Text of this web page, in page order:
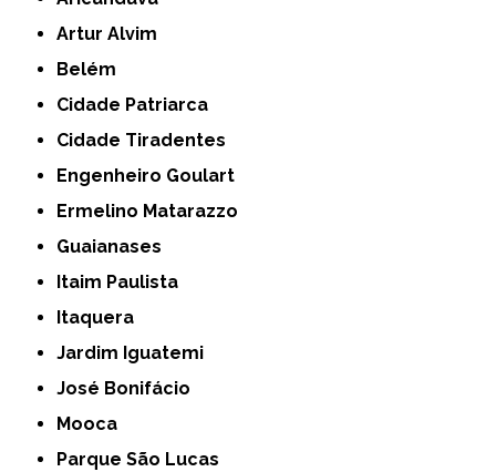
Artur Alvim
Belém
Cidade Patriarca
Cidade Tiradentes
Engenheiro Goulart
Ermelino Matarazzo
Guaianases
Itaim Paulista
Itaquera
Jardim Iguatemi
José Bonifácio
Mooca
Parque São Lucas